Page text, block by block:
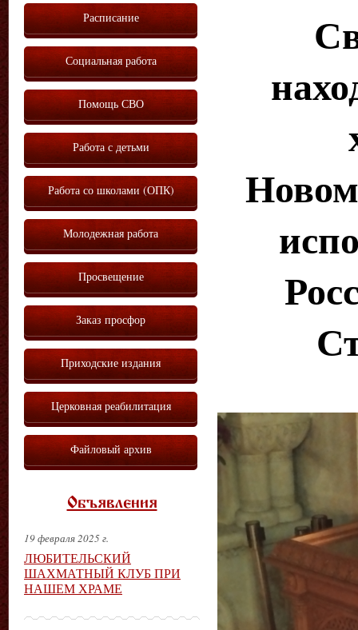
Расписание
Социальная работа
Помощь СВО
Работа с детьми
Работа со школами (ОПК)
Молодежная работа
Просвещение
Заказ просфор
Приходские издания
Церковная реабилитация
Файловый архив
Объявления
19 февраля 2025 г.
ЛЮБИТЕЛЬСКИЙ
ШАХМАТНЫЙ КЛУБ ПРИ
НАШЕМ ХРАМЕ